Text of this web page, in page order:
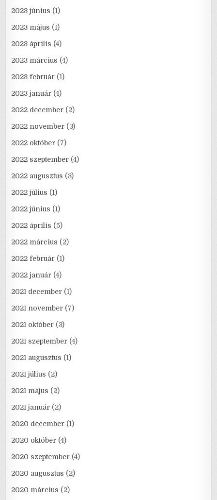
2023 június (1)
2023 május (1)
2023 április (4)
2023 március (4)
2023 február (1)
2023 január (4)
2022 december (2)
2022 november (3)
2022 október (7)
2022 szeptember (4)
2022 augusztus (3)
2022 július (1)
2022 június (1)
2022 április (5)
2022 március (2)
2022 február (1)
2022 január (4)
2021 december (1)
2021 november (7)
2021 október (3)
2021 szeptember (4)
2021 augusztus (1)
2021 július (2)
2021 május (2)
2021 január (2)
2020 december (1)
2020 október (4)
2020 szeptember (4)
2020 augusztus (2)
2020 március (2)